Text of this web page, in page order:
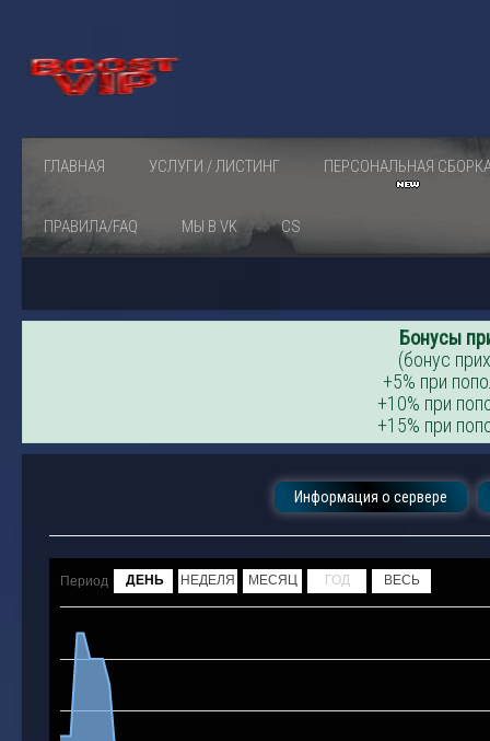
ГЛАВНАЯ УСЛУГИ / ЛИСТИНГ ПЕРСОНАЛЬНАЯ
ПРАВИЛА/FAQ МЫ В VK CS
Бонусы
(бонус
+5% при
+10% при
+15% при
Информация о сервере
Период ДЕНЬ НЕДЕЛЯ МЕСЯЦ ГОД ВЕСЬ